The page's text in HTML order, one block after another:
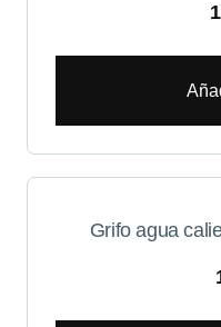
Grifo agua